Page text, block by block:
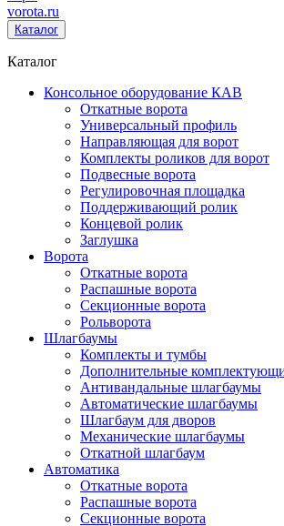
vorota.ru
Каталог
Каталог
Консольное оборудование КАВ
Откатные ворота
Универсальный профиль
Направляющая для ворот
Комплекты роликов для ворот
Подвесные ворота
Регулировочная площадка
Поддерживающий ролик
Концевой ролик
Заглушка
Ворота
Откатные ворота
Распашные ворота
Секционные ворота
Рольворота
Шлагбаумы
Комплекты и тумбы
Дополнительные
Антивандальные шлагбаумы
Автоматические шлагбаумы
Шлагбаум для дворов
Механические шлагбаумы
Откатной шлагбаум
Автоматика
Откатные ворота
Распашные ворота
Секционные ворота